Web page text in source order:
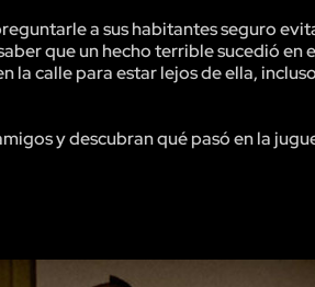
a sus habitantes seguro
que un hecho terrible sucedió en
la calle para estar lejos de ella,
y descubran qué pasó en la